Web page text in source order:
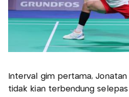
Interval gim pertama, Jonatan
tidak kian terbendung